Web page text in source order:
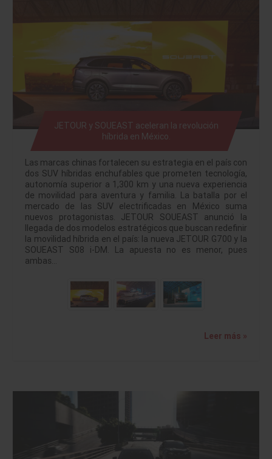
JETOUR y SOUEAST aceleran la revolución
híbrida en México.
Las marcas chinas fortalecen su estrategia en el país con
dos SUV híbridas enchufables que prometen tecnología,
autonomía superior a 1,300 km y una nueva experiencia
de movilidad para aventura y familia. La batalla por el
mercado de las SUV electrificadas en México suma
nuevos protagonistas. JETOUR SOUEAST anunció la
llegada de dos modelos estratégicos que buscan redefinir
la movilidad híbrida en el país: la nueva JETOUR G700 y la
SOUEAST S08 i-DM. La apuesta no es menor, pues
ambas…
Leer más »